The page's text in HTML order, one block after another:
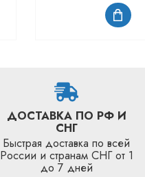
ДОСТАВКА ПО РФ И
СНГ
Быстрая доставка по всей
России и странам СНГ от 1
до 7 дней